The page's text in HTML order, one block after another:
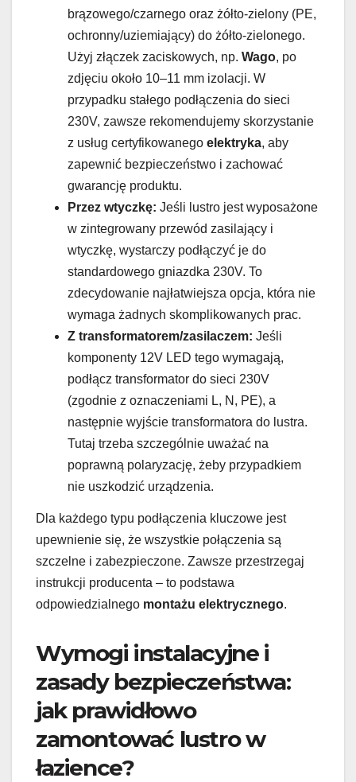
brązowego/czarnego oraz żółto-zielony (PE,
ochronny/uziemiający) do żółto-zielonego.
Użyj złączek zaciskowych, np. Wago, po
zdjęciu około 10–11 mm izolacji. W
przypadku stałego podłączenia do sieci
230V, zawsze rekomendujemy skorzystanie
z usług certyfikowanego elektryka, aby
zapewnić bezpieczeństwo i zachować
gwarancję produktu.
Przez wtyczkę: Jeśli lustro jest wyposażone
w zintegrowany przewód zasilający i
wtyczkę, wystarczy podłączyć je do
standardowego gniazdka 230V. To
zdecydowanie najłatwiejsza opcja, która nie
wymaga żadnych skomplikowanych prac.
Z transformatorem/zasilaczem: Jeśli
komponenty 12V LED tego wymagają,
podłącz transformator do sieci 230V
(zgodnie z oznaczeniami L, N, PE), a
następnie wyjście transformatora do lustra.
Tutaj trzeba szczególnie uważać na
poprawną polaryzację, żeby przypadkiem
nie uszkodzić urządzenia.
Dla każdego typu podłączenia kluczowe jest
upewnienie się, że wszystkie połączenia są
szczelne i zabezpieczone. Zawsze przestrzegaj
instrukcji producenta – to podstawa
odpowiedzialnego montażu elektrycznego.
Wymogi instalacyjne i
zasady bezpieczeństwa:
jak prawidłowo
zamontować lustro w
łazience?